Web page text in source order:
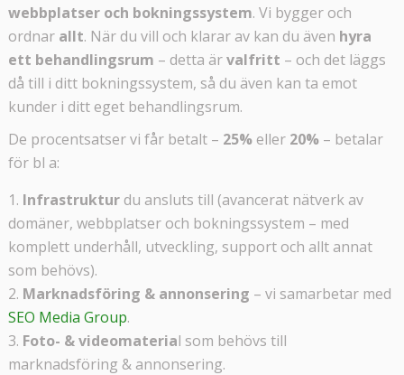
webbplatser och bokningssystem. Vi bygger och
ordnar allt. När du vill och klarar av kan du även hyra
ett behandlingsrum – detta ärvalfritt – och det läggs
då till i ditt bokningssystem, så du även kan ta emot
kunder i ditt eget behandlingsrum.
De procentsatser vi får betalt – 25%eller 20%– betalar
för bl a:
Infrastrukturdu ansluts till (avancerat nätverk av
domäner, webbplatser och bokningssystem – med
komplett underhåll, utveckling, support och allt annat
som behövs).
Marknadsföring & annonsering – vi samarbetar med
SEO Media Group.
Foto- & videomaterial som behövs till
marknadsföring & annonsering.